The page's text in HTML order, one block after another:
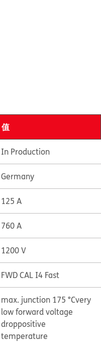
值
In Production
Germany
125 A
760 A
1200 V
FWD CAL I4 Fast
max. junction 175 °Cvery
low forward voltage
droppositive
temperature